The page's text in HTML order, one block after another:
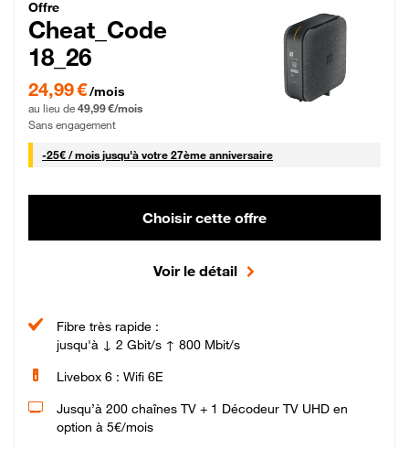
Cheat_Code Fibre_18_26
Offre
Cheat_Code
18_26
24,99 € par mois pendant 0 mois puis 49,99 € par mois, Sans engagement
24,99 €/mois
au lieu de 49,99 €/mois
Sans engagement
-25€ / mois25 € par mois
jusqu'à votre 27ème anniversaire
Choisir cette offre
Voir le détail
Fibre très rapide :
jusqu'à ↓ 2 Gbit/s ↑ 800 Mbit/s
Livebox 6 : Wifi 6E
Jusqu’à 200 chaînes TV + 1 Décodeur TV UHD en
option à 5€/mois